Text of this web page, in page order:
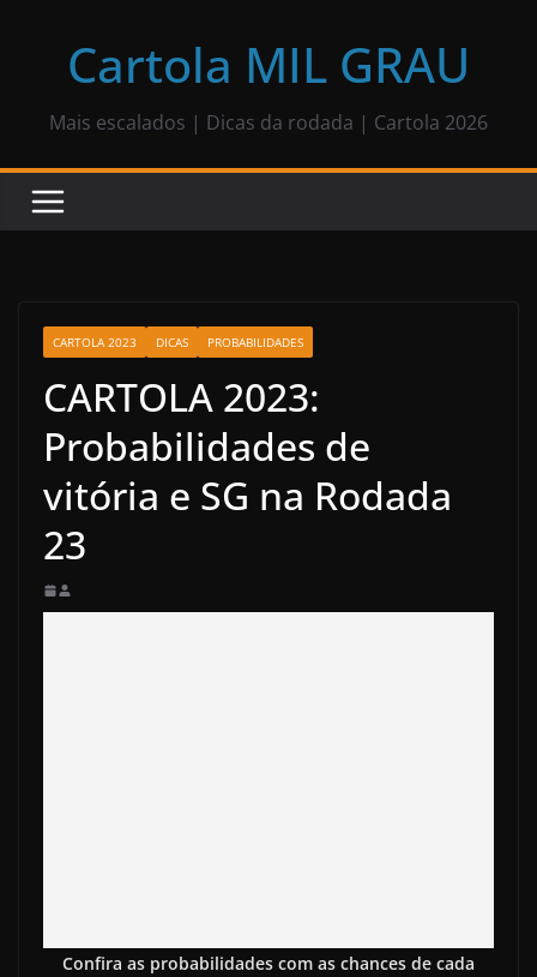
Cartola MIL GRAU
Mais escalados | Dicas da rodada | Cartola 2026
CARTOLA 2023 DICAS PROBABILIDADES
CARTOLA 2023:
Probabilidades de
vitória e SG na Rodada
23
Confira as probabilidades com as chances de cada